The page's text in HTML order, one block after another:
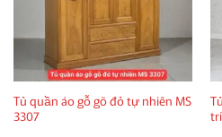
Tủ quần áo gỗ gõ đỏ tự nhiên MS
3307